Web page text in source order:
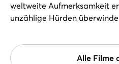
weltweite Aufmerksamkeit
unzählige Hürden
Alle Filme